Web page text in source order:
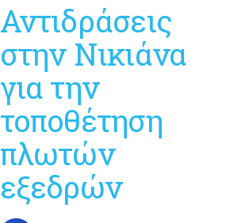
Αντιδράσεις
στην Νικιάνα
για την
τοποθέτηση
πλωτών
εξεδρών